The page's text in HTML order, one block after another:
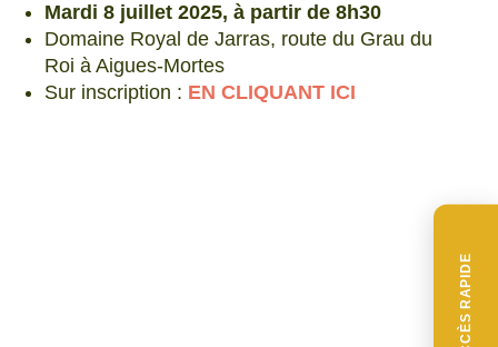
ACCÈS RAPIDE
Mardi 8 juillet 2025, à partir de 8h30
Domaine Royal de Jarras, route du Grau du
Roi à Aigues-Mortes
Sur inscription : EN CLIQUANT ICI